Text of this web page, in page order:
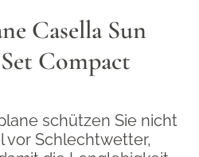
Casella Sun
Compact
schützen Sie nicht
vor Schlechtwetter,